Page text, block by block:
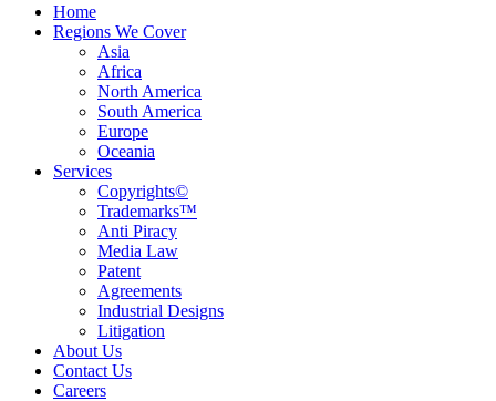
Home
Regions We Cover
Asia
Africa
North America
South America
Europe
Oceania
Services
Copyrights©
Trademarks™
Anti Piracy
Media Law
Patent
Agreements
Industrial Designs
Litigation
About Us
Contact Us
Careers